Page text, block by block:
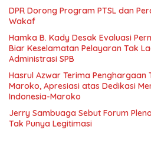
DPR Dorong Program PTSL dan
Wakaf
Hamka B. Kady Desak Evaluasi
Biar Keselamatan Pelayaran Tak
Administrasi SPB
Hasrul Azwar Terima Penghargaan
Maroko, Apresiasi atas Dedikasi
Indonesia-Maroko
Jerry Sambuaga Sebut Forum
Tak Punya Legitimasi